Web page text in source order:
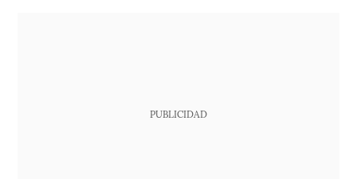
PUBLICIDAD